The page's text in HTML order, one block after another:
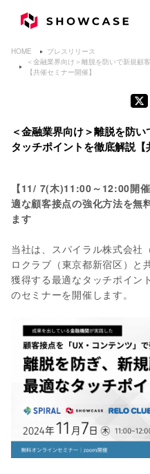
HOME
プレスリリース
＜金融業界向け＞離脱を防いで新規顧
【共催セミナー開催】
＜金融業界向け＞離脱を防
タッチポイントを徹底解説【
【11/ 7(木)11:00～12:00開
適な顧客接点の強化方法を無
ます
当社は、スパイラル株式会社
ロクラブ（東京都新宿区）と
獲得する最適なタッチポイン
のセミナーを開催します。